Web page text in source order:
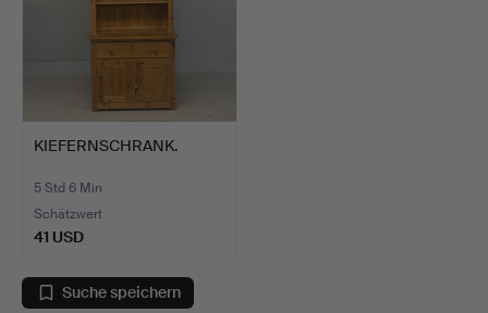
KIEFERNSCHRANK.
5 Std 6 Min
Schätzwert
41 USD
Suche speichern